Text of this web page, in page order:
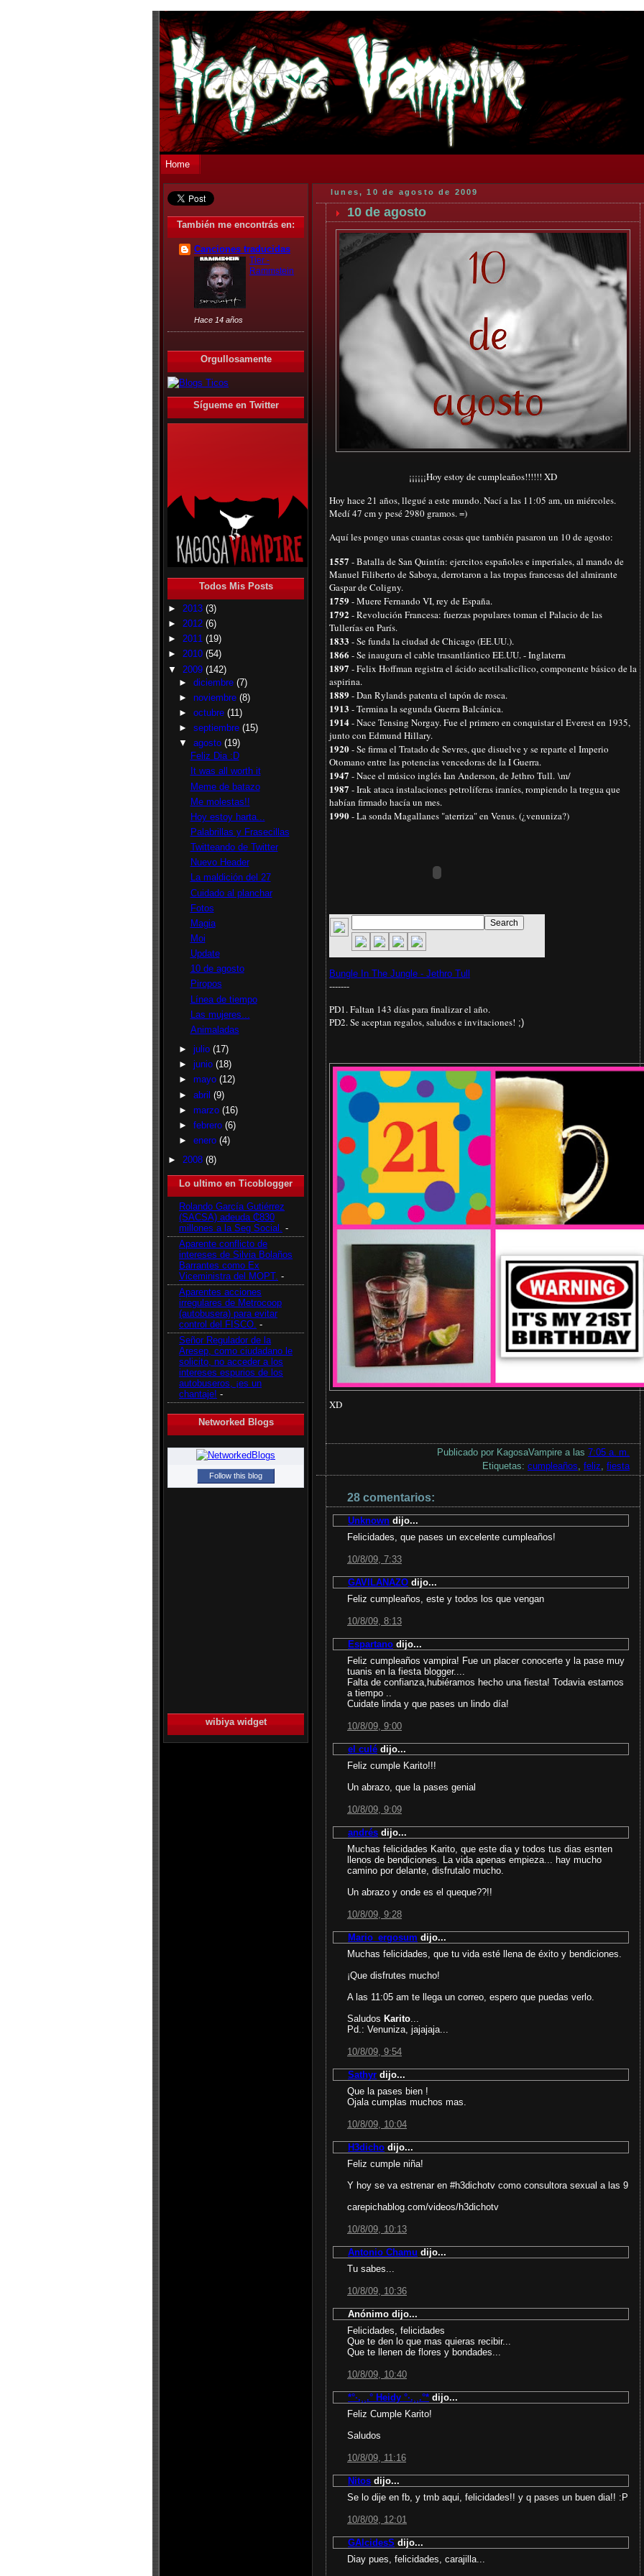
Home
También me encontrás en:
Canciones traducidas
Tier -
Rammstein
Hace 14 años
Orgullosamente
Sígueme en Twitter
Todos Mis Posts
► 2013 (3)
► 2012 (6)
► 2011 (19)
► 2010 (54)
▼ 2009 (142)
►diciembre(7)
►noviembre(8)
►octubre(11)
►septiembre(15)
▼agosto(19)
Feliz Dia :D
It was all worth it
Meme de batazo
Me molestas!!
Hoy estoy harta...
Palabrillas y Frasecillas
Twitteando de Twitter
Nuevo Header
La maldición del 27
Cuidado al planchar
Fotos
Magia
Moi
Update
10 de agosto
Piropos
Línea de tiempo
Las mujeres...
Animaladas
►julio(17)
►junio(18)
►mayo(12)
►abril(9)
►marzo(16)
►febrero(6)
►enero(4)
► 2008 (8)
Lo ultimo en Ticoblogger
Rolando García Gutiérrez
(SACSA) adeuda ₵830
millones a la Seg Social.
-
Aparente conflicto de
intereses de Silvia Bolaños
Barrantes como Ex
Viceministra del MOPT. -
Aparentes acciones
irregulares de Metrocoop
(autobusera) para evitar
control del FISCO. -
Señor Regulador de la
Aresep, como ciudadano le
solicito, no acceder a los
intereses espurios de los
autobuseros, ¡es un
chantaje! -
Networked Blogs
Follow this blog
wibiya widget
lunes, 10 de agosto de 2009
10 de agosto
¡¡¡¡¡¡Hoy estoy de cumpleaños!!!!!! XD
Hoy hace 21 años, llegué a este mundo. Nací a las 11:05 am, un miércoles.
Medí 47 cm y pesé 2980 gramos. =)
Aquí les pongo unas cuantas cosas que también pasaron un 10 de agosto:
1557 - Batalla de San Quintín: ejercitos españoles e imperiales, al mando de
Manuel Filiberto de Saboya, derrotaron a las tropas francesas del almirante
Gaspar de Coligny.
1759 - Muere Fernando VI, rey de España.
1792 - Revolución Francesa: fuerzas populares toman el Palacio de las
Tullerías en París.
1833 - Se funda la ciudad de Chicago (EE.UU.).
1866 - Se inaugura el cable trasantlántico EE.UU. - Inglaterra
1897 - Felix Hoffman registra el ácido acetilsalicílico, componente básico de la
aspirina.
1889 - Dan Rylands patenta el tapón de rosca.
1913 - Termina la segunda Guerra Balcánica.
1914- Nace Tensing Norgay. Fue el primero en conquistar el Everest en 1935,
junto con Edmund Hillary.
1920- Se firma el Tratado de Sevres, que disuelve y se reparte el Imperio
Otomano entre las potencias vencedoras de la I Guerra.
1947 - Nace el músico inglés Ian Anderson, de Jethro Tull. \m/
1987 - Irak ataca instalaciones petrolíferas iraníes, rompiendo la tregua que
habían firmado hacía un mes.
1990- La sonda Magallanes "aterriza" en Venus. (¿venuniza?)
Bungle In The Jungle - Jethro Tull
-------
PD1. Faltan 143 días para finalizar el año.
PD2. Se aceptan regalos, saludos e invitaciones! ;)
XD
Publicado por KagosaVampire a las 7:05 a. m.
Etiquetas: cumpleaños, feliz, fiesta
28 comentarios:
Unknown dijo...
Felicidades, que pases un excelente cumpleaños!
10/8/09, 7:33
GAVILANAZO dijo...
Feliz cumpleaños, este y todos los que vengan
10/8/09, 8:13
Espartano dijo...
Feliz cumpleaños vampira! Fue un placer conocerte y la pase muy
tuanis en la fiesta blogger....
Falta de confianza,hubiéramos hecho una fiesta! Todavia estamos
a tiempo ..
Cuidate linda y que pases un lindo día!
10/8/09, 9:00
el culé dijo...
Feliz cumple Karito!!!
Un abrazo, que la pases genial
10/8/09, 9:09
andrés dijo...
Muchas felicidades Karito, que este dia y todos tus dias esnten
llenos de bendiciones. La vida apenas empieza... hay mucho
camino por delante, disfrutalo mucho.
Un abrazo y onde es el queque??!!
10/8/09, 9:28
Mario_ergosum dijo...
Muchas felicidades, que tu vida esté llena de éxito y bendiciones.
¡Que disfrutes mucho!
A las 11:05 am te llega un correo, espero que puedas verlo.
Saludos Karito
Pd.: Venuniza, jajajaja...
10/8/09, 9:54
Sathyr dijo...
Que la pases bien !
Ojala cumplas muchos mas.
10/8/09, 10:04
H3dicho dijo...
Feliz cumple niña!
Y hoy se va estrenar en #h3dichotv como consultora sexual a las 9
carepichablog.com/videos/h3dichotv
10/8/09, 10:13
Antonio Chamu dijo...
Tu sabes...
10/8/09, 10:36
Anónimo dijo...
Felicidades, felicidades
Que te den lo que mas quieras recibir...
Que te llenen de flores y bondades...
10/8/09, 10:40
*°·.¸¸.° Heidy °·.¸¸.°* dijo...
Feliz Cumple Karito!
Saludos
10/8/09, 11:16
Nitos dijo...
Se lo dije en fb, y tmb aqui, felicidades!! y q pases un buen dia!! :P
10/8/09, 12:01
GAlcidesS dijo...
Diay pues, felicidades, carajilla...